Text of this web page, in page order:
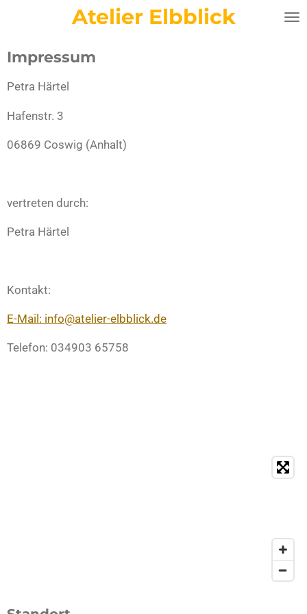
springen
Atelier Elbblick
Impressum
Petra Härtel
Hafenstr. 3
06869 Coswig (Anhalt)
vertreten durch:
Petra Härtel
Kontakt:
E-Mail: info@atelier-elbblick.de
Telefon: 034903 65758